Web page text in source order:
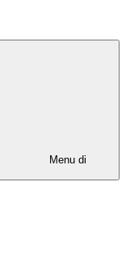
Menu di